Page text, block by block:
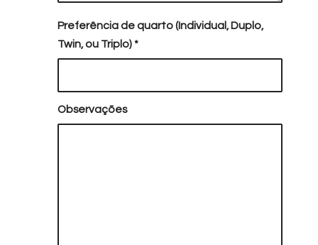
Preferência de quarto (Individual, Duplo,
Twin, ou Triplo)*
Observações